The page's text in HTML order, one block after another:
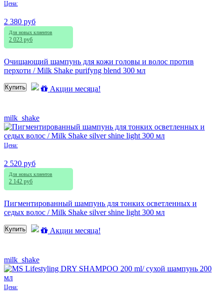
Цена:
2 380 руб
Для новых клиентов
2 023 руб
Очищающий шампунь для кожи головы и волос против
перхоти / Milk Shake purifyng blend 300 мл
Купить Акции месяца!
milk_shake
Цена:
2 520 руб
Для новых клиентов
2 142 руб
Пигментированный шампунь для тонких осветленных и
седых волос / Milk Shake silver shine light 300 мл
Купить Акции месяца!
milk_shake
Цена: